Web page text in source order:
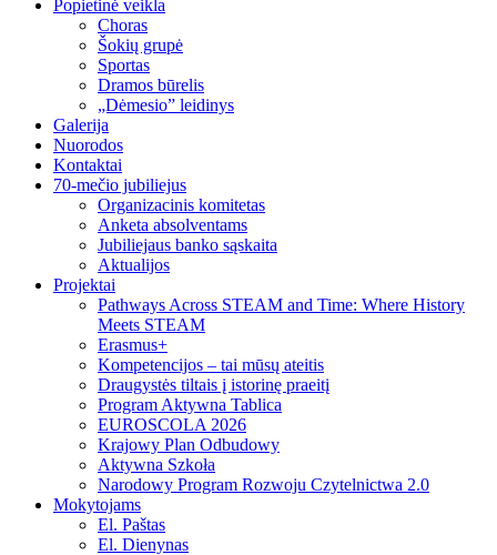
Popietinė veikla
Choras
Šokių grupė
Sportas
Dramos būrelis
„Dėmesio” leidinys
Galerija
Nuorodos
Kontaktai
70-mečio jubiliejus
Organizacinis komitetas
Anketa absolventams
Jubiliejaus banko sąskaita
Aktualijos
Projektai
Pathways Across STEAM and Time: Where History
Meets STEAM
Erasmus+
Kompetencijos – tai mūsų ateitis
Draugystės tiltais į istorinę praeitį
Program Aktywna Tablica
EUROSCOLA 2026
Krajowy Plan Odbudowy
Aktywna Szkoła
Narodowy Program Rozwoju Czytelnictwa 2.0
Mokytojams
El. Paštas
El. Dienynas